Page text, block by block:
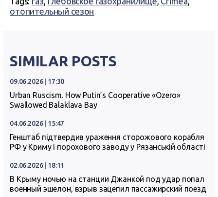
отопительный сезон
SIMILAR POSTS
09.06.2026 | 17:30
Urban Ruscism. How Putin’s Cooperative «Ozero»
Swallowed Balaklava Bay
04.06.2026 | 15:47
Генштаб підтвердив ураження сторожового корабля
РФ у Криму і порохового заводу у Рязанській області
02.06.2026 | 18:11
В Крыму ночью на станции Джанкой под удар попал
военный эшелон, взрыв зацепил пассажирский поезд